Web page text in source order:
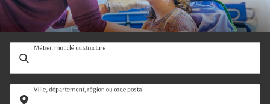
Métier, mot clé ou structure
Ville, département, région ou code postal